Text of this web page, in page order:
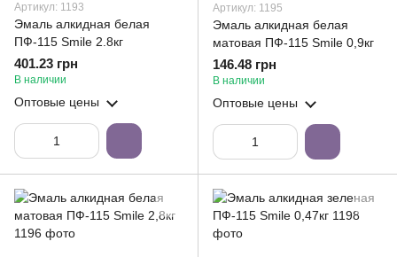
Артикул: 1193
Эмаль алкидная белая
ПФ-115 Smile 2.8кг
401.23 грн
В наличии
Оптовые цены
Артикул: 1195
Эмаль алкидная белая
матовая ПФ-115 Smile 0,9кг
146.48 грн
В наличии
Оптовые цены